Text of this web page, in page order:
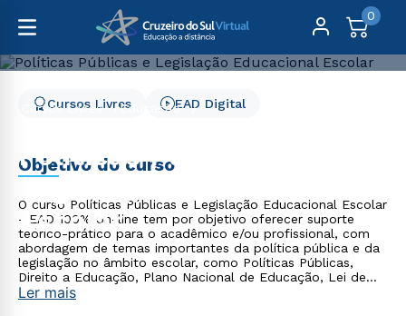
0
Cursos Livres
Educação
Políticas Públicas e
Legislação Educacional
Escolar
Cursos Livres EAD Digital
Objetivo do curso
O curso Políticas Públicas e Legislação Educacional Escolar
- EAD 100% on-line tem por objetivo oferecer suporte
teórico-prático para o acadêmico e/ou profissional, com
abordagem de temas importantes da política pública e da
legislação no âmbito escolar, como Políticas Públicas,
Direito a Educação, Plano Nacional de Educação, Lei de
Diretrizes e Bases da Educação Nacional, entre outros.
Ler mais